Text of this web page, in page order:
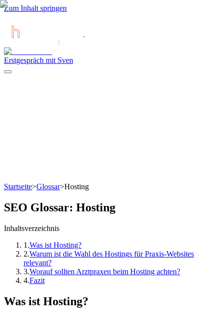
Zum Inhalt springen
Erstgespräch mit Sven
Startseite>Glossar>Hosting
SEO Glossar: Hosting
Inhaltsverzeichnis
1 .Was ist Hosting?
2.Warum ist die Wahl des Hostings für Praxis-Websites
relevant?
3.Worauf sollten Arztpraxen beim Hosting achten?
4.Fazit
Was ist Hosting?